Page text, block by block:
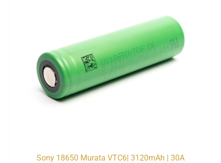
Sony 18650 Murata VTC6| 3120mAh | 30A